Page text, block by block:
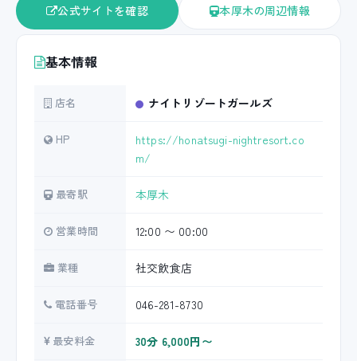
公式サイトを確認 本厚木の周辺情報
基本情報
店名 ナイトリゾートガールズ
HP
https://honatsugi-nightresort.co
m/
最寄駅 本厚木
営業時間 12:00 〜 00:00
業種 社交飲食店
電話番号 046-281-8730
最安料金 30分 6,000円〜